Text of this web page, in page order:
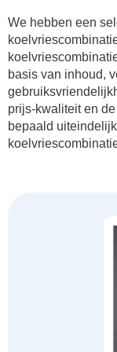
We hebben een
basis van inhoud,
prijs-kwaliteit en
bepaald